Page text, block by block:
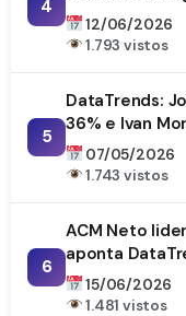
4
DataTrends
12/06/2026
1.793 vistos
5
DataTrends:
36% e Ivan
07/05/2026
1.743 vistos
6
ACM Neto
aponta
15/06/2026
1.481 vistos